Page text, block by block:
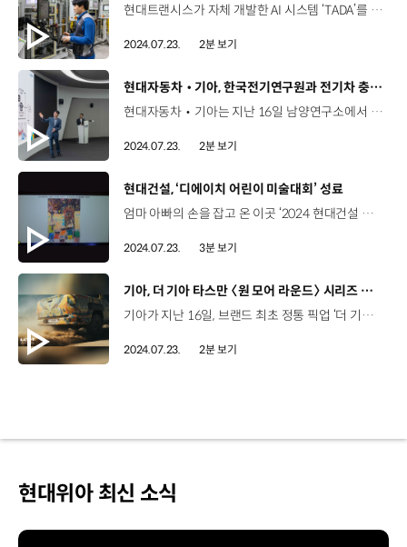
현대트랜시스가 자체 개발한 AI 시스템 ‘TADA’를 생산 현장에 적용해 품질 경쟁력을 높이고 있습니다. TADA는 현대트랜시스 사업 전반에서 업무 혁신을 이끌어내기 위해 만든 디지털 플랫폼인데요. 특히 AI딥러닝 기술을 활용한 자체 개발 프로그램 ‘TADA 스마트 솔루션’은 사람이 놓칠 수 있는 불량까지 잡아내 불량 검사 정확도 99.9%를 달성하며 생산 불량률 제로에 도전하고 있습니다. 현대트랜시스는 소형 AI솔루션인 ‘TADA 엣지 솔루션’을 중‧소 파트너사에 지원해 스마트팩토리 구축을 도우며 상생경영을 강화하고 있는데요, TADA 엣지 솔루션은 기존 AI딥러닝 검사장비의 약 10%의 비용으로도 설치가 가능하며 네트워크 구축 공사와 유지보수 관련 전문 기술자가 필요없어 파트너사가 부담없이 생산 효율성을 높이고 불량률을 낮출 수 있습니다. 또한 AI 기반의 감응형 CCTV를 통해 작업자 주변으로 차량이 접근하는 위험사항이 발생하면 경보가 울려 사고를 사전에 예방하는 등 안전한 생산현장을 구축하고 있습니다.
2024.07.23. 2분 보기
[동영상]
현대자동차‧기아, 한국전기연구원과 전기차 충전 생태계 개선 나선다
현대자동차‧기아는 지난 16일 남양연구소에서 한국전기연구원(KERI)과 함께 ‘글로벌 상호운용성 시험센터 구축 및 운영을 위한 업무협약식을 진행했습니다. 최근 전기차 보급 확대와 맞물려 다양한 사업자들이 전기차 충전 비즈니스에 뛰어들면서 통신 프로토콜에 대한 표준 해석 차이에 따른 호환성 문제가 종종 발생하고 있는데요. 이번 업무협약을 통해 한층 높은 전기차 충전 호환성을 확보하고, 더 나아가 사용자 친화적인 전기차 충전 인프라를 조성할 수 있게 됐습니다. 한국전기연구원 안산분원에 구축할 예정인 글로벌 상호운용성 시험센터는 정부 주관으로 운영되는 최초의 공공시험장으로 공정한 검증과 전문가 자문이 제공될 예정입니다. 이를 통해 각 제조사별로 호환성을 확인하던 방식에서 벗어나 완성차 제조사와 충전기 시스템간 적합성을 양방향으로 평가할 수 있는 한 단계 높은 상호운용성 검증이 가능합니다. 현대자동차‧기아는 전기차 제조와 E-pit운영을 통해 축적한 기술과 노하우를 바탕으로 시험센터 구축에서부터 초기 운영 단계까지 한국전기연구원을 지원할 예정입니다.
2024.07.23. 2분 보기
[동영상]
현대건설, ‘디에이치 어린이 미술대회’ 성료
엄마 아빠의 손을 잡고 온 이곳 ‘2024 현대건설 디에이치 어린이 미술대회’ 시상식 6월 15일 오늘의 주인공은 바로 나! [디에이치 어린이 미술대회] 현대건설 주택사업본부가 2022년부터 지역 사회와 함께 하기 위해 시작한 사회공헌 활동 내가 사는 동네에 담긴 소중한 일상과 추억 어린이들의 개성과 자유로운 색채가 담긴 그림들 330명의 초등학생이 출품하며 뜨거운 관심을 보여 “우리 동네에 살아서 행복해요” “내가 꿈꾸는 우리 동네의 모습은?” 이지원 / 디에이치 어린이 미술대회 참가 어린이꿈이 화가여서 한번 도전해 보고 싶었어요 모두 행복할 수 있고 인사도 잘 하는 우리 동네를 그려봤어요. 구리원 / 디에이치 어린이 미술대회 참가 어린이미술이 워낙 재밌다보니까 참여하게 됐어요 ‘많은 것을 할 수 있는 아름다운 압구정’이 그림의 제목이었어요. ‘창의성, 표현력, 주제 적합성’ 현대건설 임직원 50여 명이 직접 심사 이한우 전무 / 현대건설 주택사업본부이번에 미술대회 주제도 ‘살기 좋은 행복한 우리 동네’ 입니다. 행복하고 여유로운 생활을 누릴 수 있는 아파트를 만들려고 하고 있습니다. 어린이 친구 여러분 감사합니다. 아슬아슬 마술쇼도 보며 즐거웠던 시간 두근두근 시상식 장려상, 우수상, 최우수상 그리고 영광의 대상까지! 아이들의 순수한 마음과 발랄한 아이디어로 그린 그림들 어린이들의 순수한 마음으로 바라본 ‘집’의 의미
2024.07.23. 3분 보기
[동영상]
기아, 더 기아 타스만 〈원 모어 라운드〉 시리즈 티저 공개
기아가 지난 16일, 브랜드 최초 정통 픽업 ‘더 기아 타스만’의 개발 과정을 담은 영상 시리즈 ‘원 모어 라운드’의 티저를 공개했습니다. 원 모어 라운드는 ‘매일 더 높은 기준을 넘어서기 위해 도전한다’는 타스만의 모험 정신을 담아낸 시리즈 영상인데요, 4년이 넘는 개발 기간동안 1만 8천 회 이상의 가혹한 시험을 거치며 탄생한 타스만의 개발 뒷이야기를 영상에 녹여냈습니다. 기아는 이번에 공개한 티저에 이어, 국내를 포함해 세계 각지에서 진행한 오프로드 성능, 내구성, 트레일링 성능, 도하 성능 등을 평가한 타스만의 시험 영상과 연구원 인터뷰 등을 10월까지 순차적으로 공개할 예정인데요, 원 모어 라운드 시리즈 영상은 기아 월드와이드 및 캬TV 유튜브 채널과 브랜드 웹사이트에서 확인할 수 있습니다. 한편 기아는 올해 하반기 중 타스만을 세계 최초로 공개하는 월드 프리미어 행사를 열고 내년 상반기 중 국내를 시작으로 호주와 아프리카, 중동시장에 타스만을 출시 및 판매할 예정입니다.
2024.07.23. 2분 보기
현대위아 최신 소식